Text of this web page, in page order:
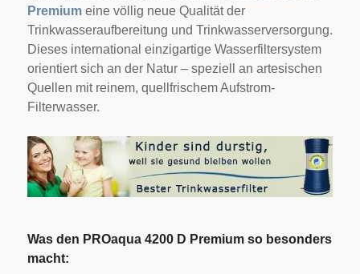
Premiumeine völlig neue Qualität der
Trinkwasseraufbereitung und Trinkwasserversorgung.
Dieses international einzigartige Wasserfiltersystem
orientiert sich an der Natur – speziell an artesischen
Quellen mit reinem, quellfrischem Aufstrom-
Filterwasser.
Was den PROaqua 4200 D Premium so besonders
macht: